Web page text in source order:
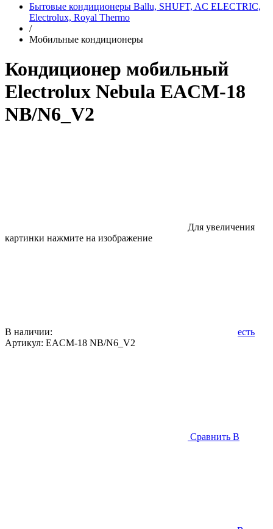
Бытовые кондиционеры Ballu, SHUFT, AC ELECTRIC,
Electrolux, Royal Thermo
/
Мобильные кондиционеры
Кондиционер мобильный
Electrolux Nebula EACM-18
NB/N6_V2
Для увеличения
картинки нажмите на изображение
В наличии:
есть
Артикул: EACM-18 NB/N6_V2
Сравнить В